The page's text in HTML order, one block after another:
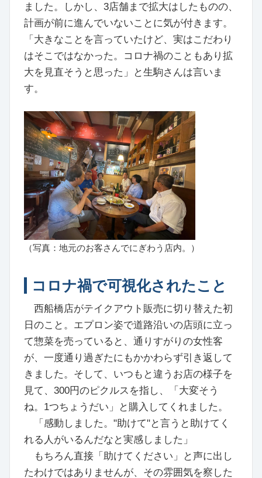
ました。しかし、3店舗まで拡大はしたものの、
計画が前に進んでいないことに気が付きます。
「大きなことを言っていたけど、実はこだわり
はそこではなかった。コロナ禍のこともあり拡
大を見直そうと思った」と生駒さんは言いま
す。
（写真：地元のお客さんでにぎわう店内。）
コロナ禍で可視化されたこと
西船橋店がテイクアウト販売に切り替えた初
日のこと。エプロン姿で道路沿いの店頭に立っ
て惣菜を売っていると、通りすがりの女性客
が、一度通り過ぎたにもかかわらず引き返して
きました。そして、いつもと違うお店の様子を
見て、300円のピクルスを指し、「大変そう
ね。1つちょうだい」と購入してくれました。
「感動しました。"助けて"と言うと助けてく
れる人がいるんだなと実感しました」
もちろん直接「助けてください」と声に出し
たわけではありませんが、その雰囲気を察した